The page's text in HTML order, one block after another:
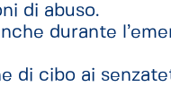
di abuso.
durante
di cibo ai